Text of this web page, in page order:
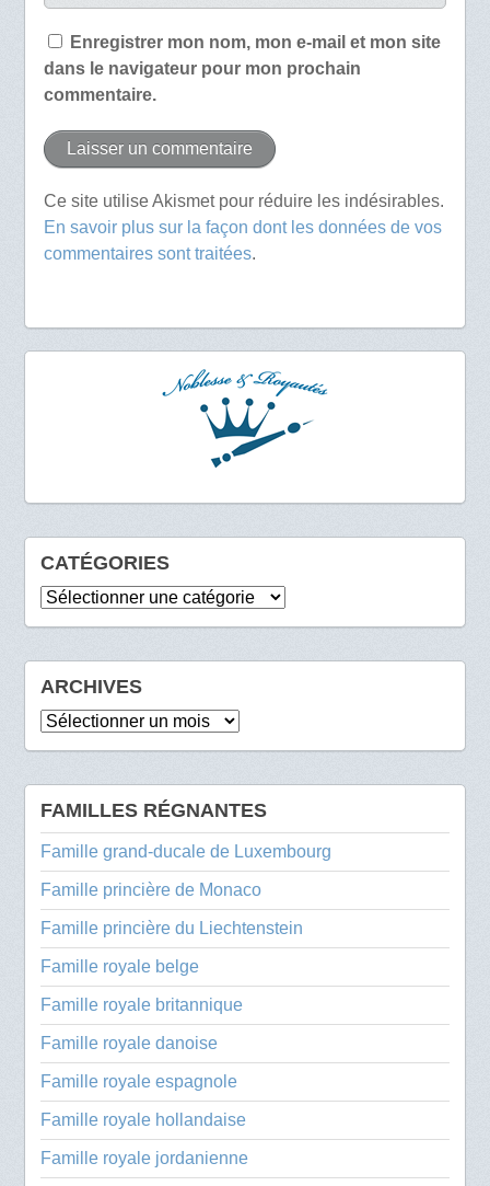
Enregistrer mon nom, mon e-mail et mon site
dans le navigateur pour mon prochain
commentaire.
Ce site utilise Akismet pour réduire les indésirables.
En savoir plus sur la façon dont les données de vos
commentaires sont traitées.
CATÉGORIES
Catégories
ARCHIVES
Archives
FAMILLES RÉGNANTES
Famille grand-ducale de Luxembourg
Famille princière de Monaco
Famille princière du Liechtenstein
Famille royale belge
Famille royale britannique
Famille royale danoise
Famille royale espagnole
Famille royale hollandaise
Famille royale jordanienne